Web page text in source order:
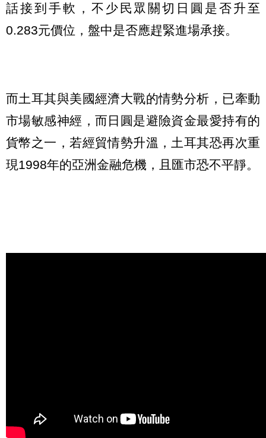
話接到手軟，不少民眾關切日圓是否升至
0.283元價位，盤中是否應趕緊進場承接。
而土耳其與美國經濟大戰的情勢分析，已牽動
市場敏感神經，而日圓是避險資金最愛持有的
貨幣之一，若經貿情勢升溫，土耳其恐再次重
現1998年的亞洲金融危機，且匯市恐不平靜。